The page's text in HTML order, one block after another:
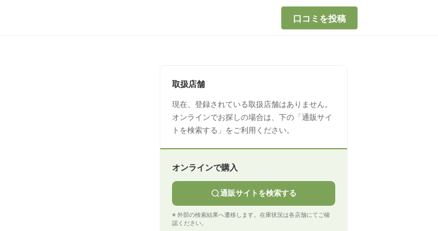
口コミを投稿
取扱店舗
現在、登録されている取扱店舗はありません。
オンラインでお探しの場合は、下の「通販サイ
トを検索する」をご利用ください。
オンラインで購入
通販サイトを検索する
※ 外部の検索結果へ遷移します。在庫状況は各店舗にてご確
認ください。